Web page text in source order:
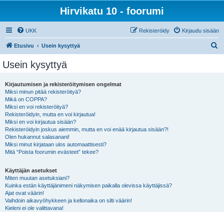
Hirvikatu 10 - foorumi
UKK Kirjaudu sisään
Rekisteröidy
Etusivu Usein kysyttyä
Usein kysyttyä
Kirjautumisen ja rekisteröitymisen ongelmat
Miksi minun pitää rekisteröityä?
Mikä on COPPA?
Miksi en voi rekisteröityä?
Rekisteröidyin, mutta en voi kirjautua!
Miksi en voi kirjautua sisään?
Rekisteröidyin joskus aiemmin, mutta en voi enää kirjautua sisään?!
Olen hukannut salasanani!
Miksi minut kirjataan ulos automaattisesti?
Mitä “Poista foorumin evästeet” tekee?
Käyttäjän asetukset
Miten muutan asetuksiani?
Kuinka estän käyttäjänimeni näkymisen paikalla olevissa käyttäjissä?
Ajat ovat väärin!
Vaihdoin aikavyöhykkeen ja kellonaika on silti väärin!
Kieleni ei ole valittavana!